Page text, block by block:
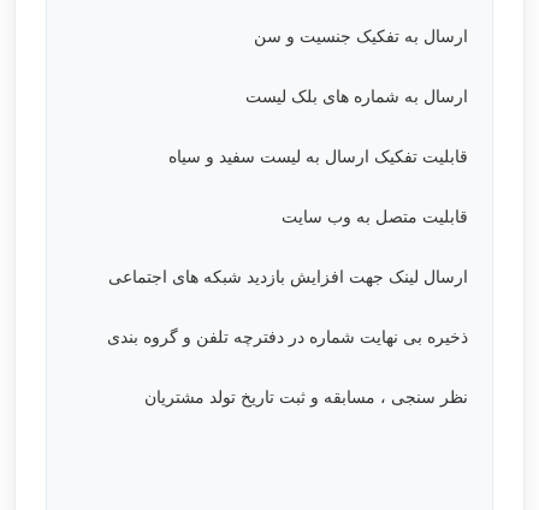
ارسال به تفکیک جنسیت و سن
ارسال به شماره های بلک لیست
قابلیت تفکیک ارسال به لیست سفید و سیاه
قابلیت متصل به وب سایت
ارسال لینک جهت افزایش بازدید شبکه های اجتماعی
ذخیره بی نهایت شماره در دفترچه تلفن و گروه بندی
نظر سنجی ، مسابقه و ثبت تاریخ تولد مشتریان